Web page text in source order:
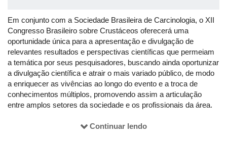
Em conjunto com a Sociedade Brasileira de Carcinologia, o XII
Congresso Brasileiro sobre Crustáceos oferecerá uma
oportunidade única para a apresentação e divulgação de
relevantes resultados e perspectivas científicas que permeiam
a temática por seus pesquisadores, buscando ainda oportunizar
a divulgação científica e atrair o mais variado público, de modo
a enriquecer as vivências ao longo do evento e a troca de
conhecimentos múltiplos, promovendo assim a articulação
entre amplos setores da sociedade e os profissionais da área.
sua 12ª edição este ano, o CBC visa oferecer um capítulo
Continuar lendo